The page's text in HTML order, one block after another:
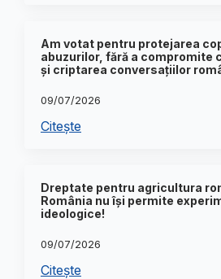
Am votat pentru protejarea
abuzurilor, fără a compromite
și criptarea conversațiilor
09/07/2026
Citește
Dreptate pentru agricultura
România nu își permite
ideologice!
09/07/2026
Citește